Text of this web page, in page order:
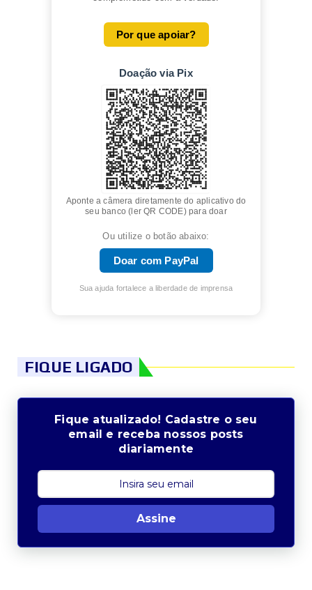
Por que apoiar?
Doação via Pix
Aponte a câmera diretamente do aplicativo do
seu banco (ler QR CODE) para doar
Ou utilize o botão abaixo:
Doar com PayPal
Sua ajuda fortalece a liberdade de imprensa
FIQUE LIGADO
Fique atualizado! Cadastre o seu
email e receba nossos posts
diariamente
Assine